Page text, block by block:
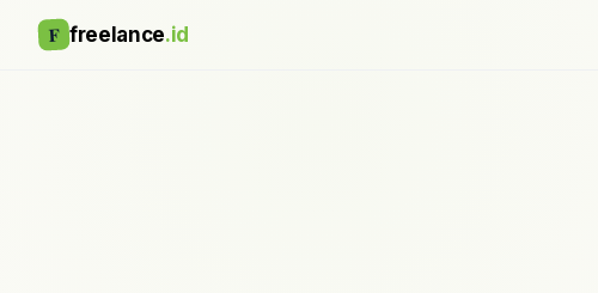
F freelance.id